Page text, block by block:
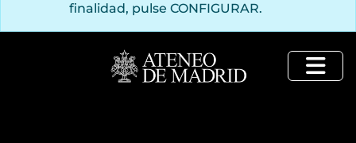
finalidad, pulse CONFIGURAR.